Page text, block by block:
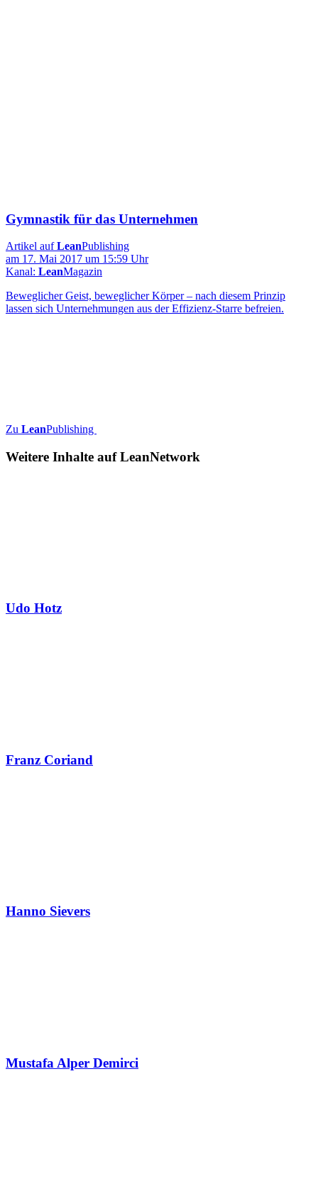
Gymnastik für das Unternehmen
Artikel aufLeanPublishing
am 17. Mai 2017 um 15:59 Uhr
Kanal: LeanMagazin
Beweglicher Geist, beweglicher Körper – nach diesem Prinzip
lassen sich Unternehmungen aus der Effizienz-Starre befreien.
Zu LeanPublishing
Weitere Inhalte aufLeanNetwork
Udo Hotz
Franz Coriand
Hanno Sievers
Mustafa Alper Demirci